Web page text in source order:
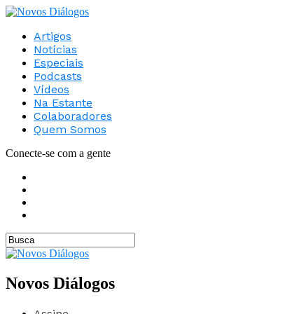
Artigos
Notícias
Especiais
Podcasts
Vídeos
Na Estante
Colaboradores
Quem Somos
Conecte-se com a gente
Novos Diálogos